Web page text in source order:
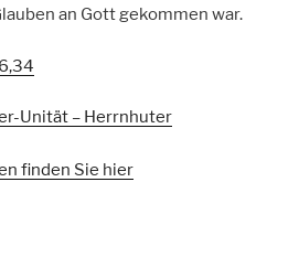
an Gott gekommen war.
Unität – Herrnhuter
finden Sie hier